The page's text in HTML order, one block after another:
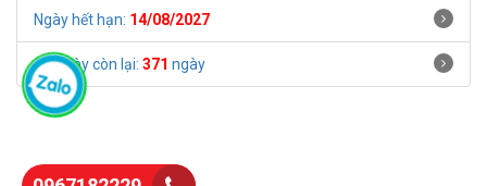
Ngày hết hạn: 14/08/2027
Số ngày còn lại: 371 ngày